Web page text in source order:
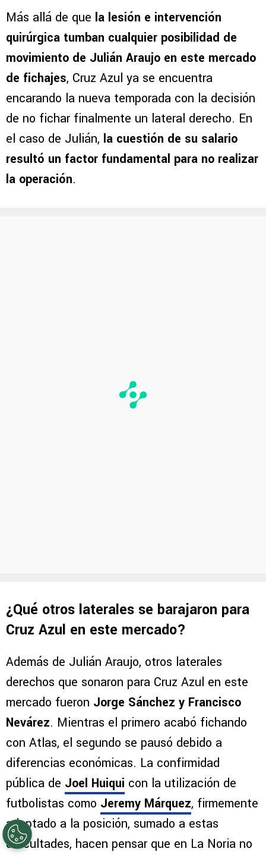
Más allá de que la lesión e intervención
quirúrgica tumban cualquier posibilidad de
movimiento de Julián Araujo en este mercado
de fichajes, Cruz Azul ya se encuentra
encarando la nueva temporada con la decisión
de no fichar finalmente un lateral derecho. En
el caso de Julián, la cuestión de su salario
resultó un factor fundamental para no realizar
la operación.
¿Qué otros laterales se barajaron para
Cruz Azul en este mercado?
Además de Julián Araujo, otros laterales
derechos que sonaron para Cruz Azul en este
mercado fueron Jorge Sánchez y Francisco
Nevárez. Mientras el primero acabó fichando
con Atlas, el segundo se pausó debido a
diferencias económicas. La confirmidad
pública de Joel Huiqui con la utilización de
futbolistas como Jeremy Márquez, firmemente
adaptado a la posición, sumado a estas
dificultades, hacen pensar que en La Noria no